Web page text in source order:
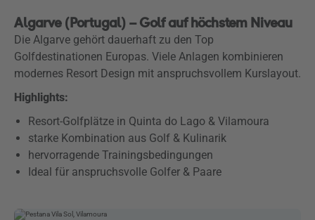
Algarve (Portugal) – Golf auf höchstem Niveau
Die Algarve gehört dauerhaft zu den Top
Golfdestinationen Europas. Viele Anlagen kombinieren
modernes Resort Design mit anspruchsvollem Kurslayout.
Highlights:
Resort-Golfplätze in Quinta do Lago & Vilamoura
starke Kombination aus Golf & Kulinarik
hervorragende Trainingsbedingungen
Ideal für anspruchsvolle Golfer & Paare